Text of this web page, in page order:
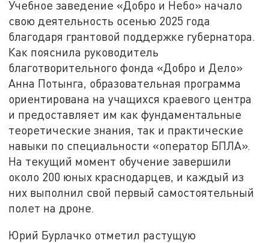
Учебное заведение «Добро и Небо» начало
свою деятельность осенью 2025 года
благодаря грантовой поддержке губернатора.
Как пояснила руководитель
благотворительного фонда «Добро и Дело»
Анна Потынга, образовательная программа
ориентирована на учащихся краевого центра
и предоставляет им как фундаментальные
теоретические знания, так и практические
навыки по специальности «оператор БПЛА».
На текущий момент обучение завершили
около 200 юных краснодарцев, и каждый из
них выполнил свой первый самостоятельный
полет на дроне.
Юрий Бурлачко отметил растущую